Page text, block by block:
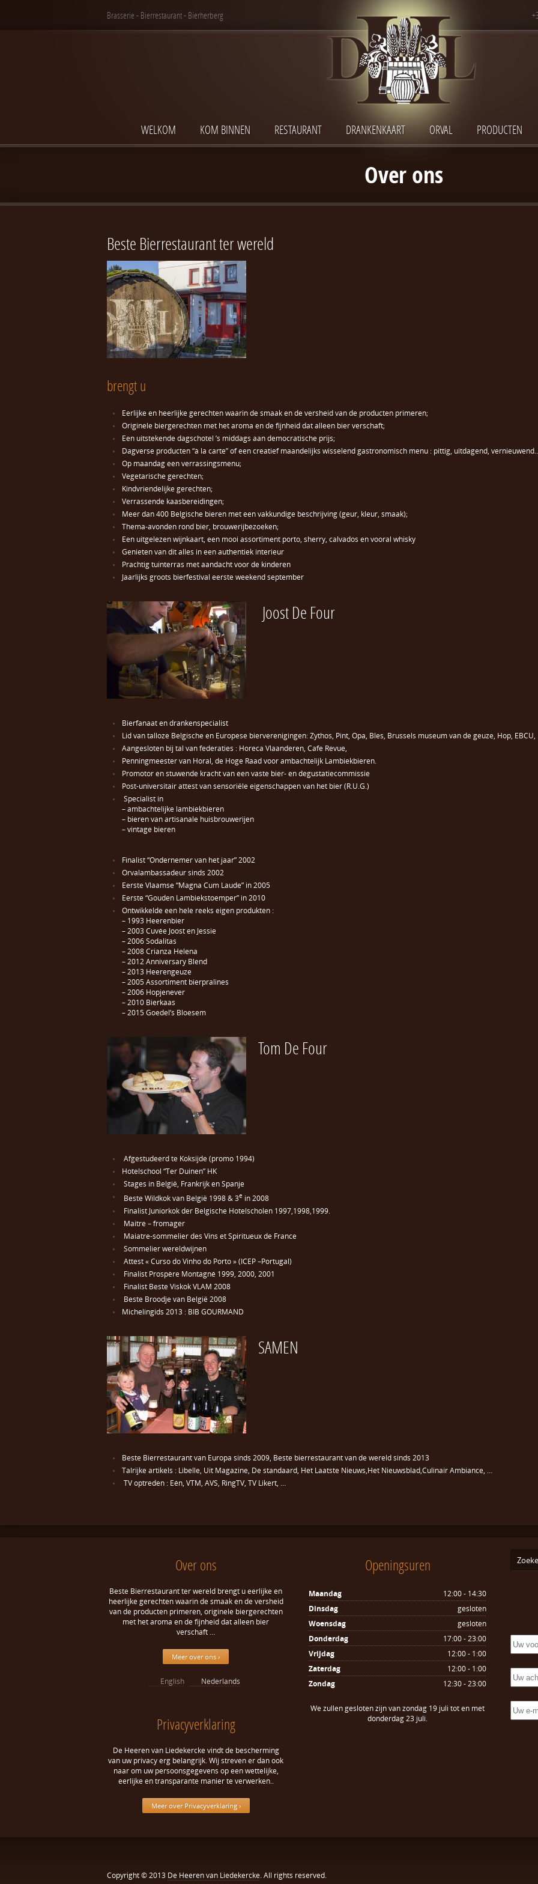
Brasserie - Bierrestaurant - Bierherberg
WELKOM KOM BINNEN RESTAURANT DRANKENKAART ORVAL PRODUCTEN
Over ons
Beste Bierrestaurant ter wereld
brengt u
Eerlijke en heerlijke gerechten waarin de smaak en de versheid van de producten primeren;
Originele biergerechten met het aroma en de fijnheid dat alleen bier verschaft;
Een uitstekende dagschotel ’s middags aan democratische prijs;
Dagverse producten “à la carte” of een creatief maandelijks wisselend gastronomisch menu : pittig, uitdagend,
Op maandag een verrassingsmenu;
Vegetarische gerechten;
Kindvriendelijke gerechten;
Verrassende kaasbereidingen;
Meer dan 400 Belgische bieren met een vakkundige beschrijving (geur, kleur, smaak);
Thema-avonden rond bier, brouwerijbezoeken;
Een uitgelezen wijnkaart, een mooi assortiment porto, sherry, calvados en vooral whisky
Genieten van dit alles in een authentiek interieur
Prachtig tuinterras met aandacht voor de kinderen
Jaarlijks groots bierfestival eerste weekend september
Joost De Four
Bierfanaat en drankenspecialist
Lid van talloze Belgische en Europese bierverenigingen: Zythos, Pint, Opa, Bles, Brussels museum van de geuze, Hop,
Aangesloten bij tal van federaties : Horeca Vlaanderen, Cafe Revue,
Penningmeester van Horal, de Hoge Raad voor ambachtelijk Lambiekbieren.
Promotor en stuwende kracht van een vaste bier- en degustatiecommissie
Post-universitair attest van sensoriële eigenschappen van het bier (R.U.G.)
Specialist in
– ambachtelijke lambiekbieren
– bieren van artisanale huisbrouwerijen
– vintage bieren
Finalist “Ondernemer van het jaar” 2002
Orvalambassadeur sinds 2002
Eerste Vlaamse “Magna Cum Laude” in 2005
Eerste “Gouden Lambiekstoemper” in 2010
Ontwikkelde een hele reeks eigen produkten :
– 1993 Heerenbier
– 2003 Cuvée Joost en Jessie
– 2006 Sodalitas
– 2008 Crianza Helena
– 2012 Anniversary Blend
– 2013 Heerengeuze
– 2005 Assortiment bierpralines
– 2006 Hopjenever
– 2010 Bierkaas
– 2015 Goedel’s Bloesem
Tom De Four
Afgestudeerd te Koksijde (promo 1994)
Hotelschool “Ter Duinen” HK
Stages in België, Frankrijk en Spanje
Beste Wildkok van België 1998 & 3e in 2008
Finalist Juniorkok der Belgische Hotelscholen 1997,1998,1999.
Maitre – fromager
Maiatre-sommelier des Vins et Spiritueux de France
Sommelier wereldwijnen
Attest « Curso do Vinho do Porto » (ICEP –Portugal)
Finalist Prospère Montagné 1999, 2000, 2001
Finalist Beste Viskok VLAM 2008
Beste Broodje van België 2008
Michelingids 2013 : BIB GOURMAND
SAMEN
Beste Bierrestaurant van Europa sinds 2009, Beste bierrestaurant van de wereld sinds 2013
Talrijke artikels : Libelle, Uit Magazine, De standaard, Het Laatste Nieuws,Het Nieuwsblad,Culinair Ambiance, …
TV optreden : Eén, VTM, AVS, RingTV, TV Likert, …
Over ons
Beste Bierrestaurant ter wereld brengt u eerlijke en
heerlijke gerechten waarin de smaak en de versheid
van de producten primeren, originele biergerechten
met het aroma en de fijnheid dat alleen bier
verschaft …
Meer over ons ›
English Nederlands
Privacyverklaring
De Heeren van Liedekercke vindt de bescherming
van uw privacy erg belangrijk. Wij streven er dan ook
naar om uw persoonsgegevens op een wettelijke,
eerlijke en transparante manier te verwerken..
Meer over Privacyverklaring ›
Openingsuren
Maandag
12:00 - 14:30
Dinsdag
gesloten
Woensdag
gesloten
Donderdag
17:00 - 23:00
Vrijdag
12:00 - 1:00
Zaterdag
12:00 - 1:00
Zondag
12:30 - 23:00
We zullen gesloten zijn van zondag 19 juli tot en met
donderdag 23 juli.
Copyright © 2013 De Heeren van Liedekercke. All rights reserved.